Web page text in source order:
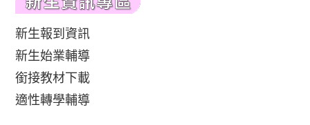
新生報到資訊
新生始業輔導
銜接教材下載
適性轉學輔導